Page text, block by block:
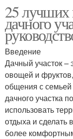
25 лучших
дачного
Введение
Дачный участок –
овощей и
общения с
дачного участка
использовать
отдыха и
более